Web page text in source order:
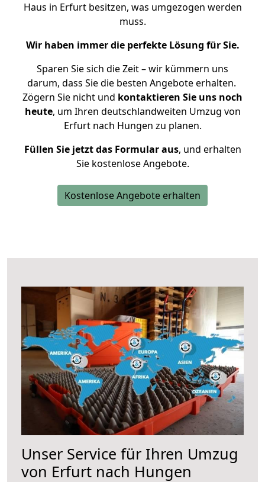
Haus in Erfurt besitzen, was umgezogen werden
muss.
Wir haben immer die perfekte Lösung für Sie.
Sparen Sie sich die Zeit – wir kümmern uns
darum, dass Sie die besten Angebote erhalten.
Zögern Sie nicht und kontaktieren Sie uns noch
heute, um Ihren deutschlandweiten Umzug von
Erfurt nach Hungen zu planen.
Füllen Sie jetzt das Formular aus, und erhalten
Sie kostenlose Angebote.
Kostenlose Angebote erhalten
Unser Service für Ihren Umzug
von Erfurt nach Hungen